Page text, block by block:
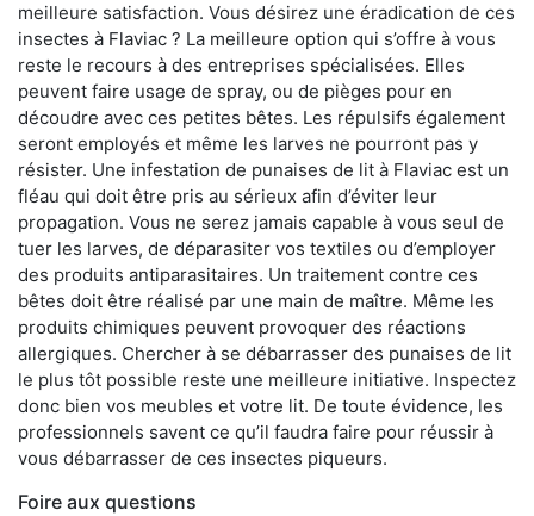
meilleure satisfaction. Vous désirez une éradication de ces
insectes à Flaviac ? La meilleure option qui s’offre à vous
reste le recours à des entreprises spécialisées. Elles
peuvent faire usage de spray, ou de pièges pour en
découdre avec ces petites bêtes. Les répulsifs également
seront employés et même les larves ne pourront pas y
résister. Une infestation de punaises de lit à Flaviac est un
fléau qui doit être pris au sérieux afin d’éviter leur
propagation. Vous ne serez jamais capable à vous seul de
tuer les larves, de déparasiter vos textiles ou d’employer
des produits antiparasitaires. Un traitement contre ces
bêtes doit être réalisé par une main de maître. Même les
produits chimiques peuvent provoquer des réactions
allergiques. Chercher à se débarrasser des punaises de lit
le plus tôt possible reste une meilleure initiative. Inspectez
donc bien vos meubles et votre lit. De toute évidence, les
professionnels savent ce qu’il faudra faire pour réussir à
vous débarrasser de ces insectes piqueurs.
Foire aux questions